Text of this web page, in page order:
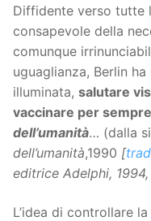
Diffidente verso tutte
consapevole della
comunque
uguaglianza, Berlin
illuminata, salutare
vaccinare per
dell’umanità… (dalla
dell’umanità,1990 [
editrice Adelphi, 1994,
L’idea di controllare